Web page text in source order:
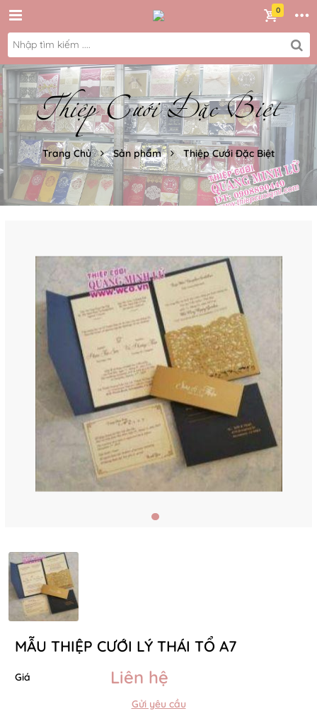
Thiệp Cưới Đặc Biệt
Trang Chủ Sản phẩm Thiệp Cưới Đặc Biệt
MẪU THIỆP CƯỚI LÝ THÁI TỔ A7
Giá Liên hệ
Gửi yêu cầu